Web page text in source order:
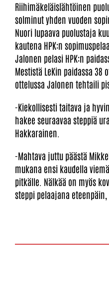
Riihimäkeläislähtöinen
solminut yhden vuoden
Nuori lupaava puolustaja
kautena HPK:n
Jalonen pelasi HPK:n
Mestistä LeKin paidassa 38
ottelussa Jalonen tehtaili
-Kiekollisesti taitava ja
hakee seuraavaa steppiä
Hakkarainen.
-Mahtava juttu päästä
mukana ensi kaudella
pitkälle. Nälkää on myös
steppi pelaajana